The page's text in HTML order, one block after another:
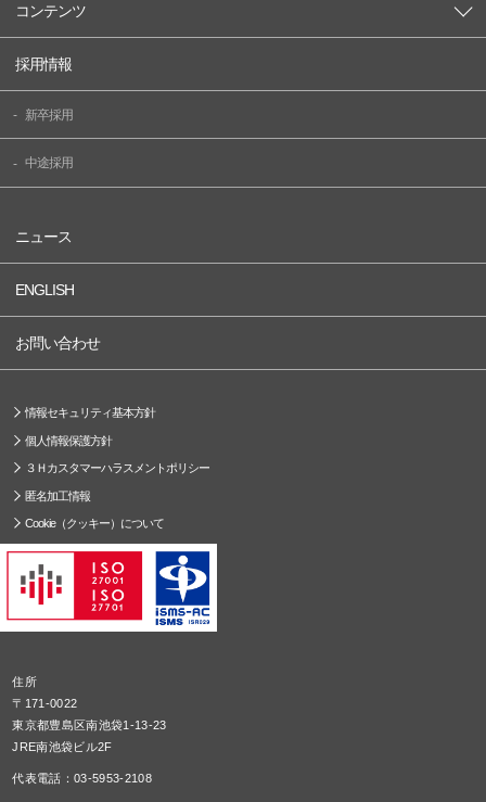
コンテンツ
採用情報
新卒採用
中途採用
ニュース
ENGLISH
お問い合わせ
情報セキュリティ基本方針
個人情報保護方針
３Ｈカスタマーハラスメントポリシー
匿名加工情報
Cookie（クッキー）について
住所
〒171-0022
東京都豊島区南池袋1-13-23
JRE南池袋ビル2F
代表電話：03-5953-2108